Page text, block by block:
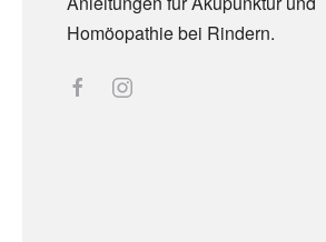
Homöopathie bei Rindern.